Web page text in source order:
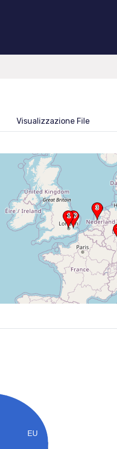
Visualizzazione File
EU